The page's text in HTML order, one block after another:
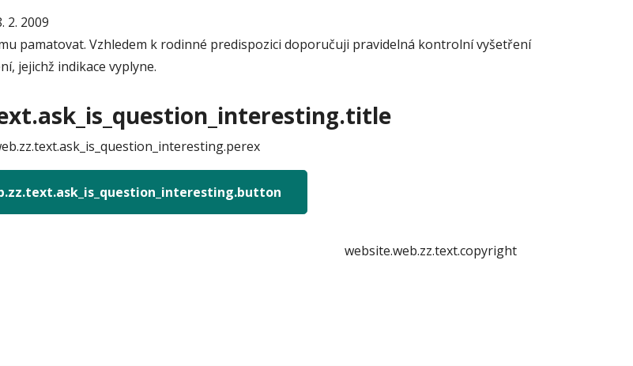
2. 2009
pamatovat. Vzhledem k rodinné predispozici doporučuji pravidelná kontrolní vyšetření
jejichž indikace vyplyne.
website.web.zz.text.copyright